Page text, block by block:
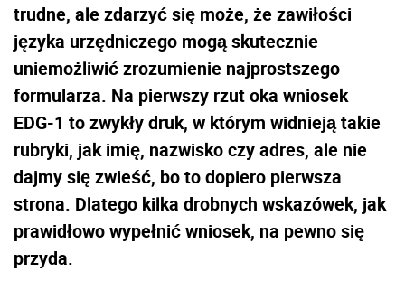
trudne, ale zdarzyć się może, że zawiłości
języka urzędniczego mogą skutecznie
uniemożliwić zrozumienie najprostszego
formularza. Na pierwszy rzut oka wniosek
EDG-1 to zwykły druk, w którym widnieją takie
rubryki, jak imię, nazwisko czy adres, ale nie
dajmy się zwieść, bo to dopiero pierwsza
strona. Dlatego kilka drobnych wskazówek, jak
prawidłowo wypełnić wniosek, na pewno się
przyda.